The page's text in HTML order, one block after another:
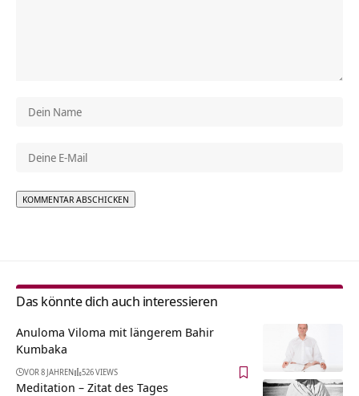
Das könnte dich auch interessieren
Anuloma Viloma mit längerem Bahir
Kumbaka
VOR 8 JAHREN 526 VIEWS
Meditation – Zitat des Tages